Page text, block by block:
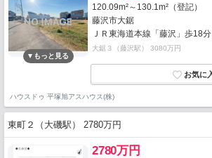
120.09m²～130.1m²（登記）
藤沢市大鋸
ＪＲ東海道本線「藤沢」歩18分
大鋸３（藤沢駅） 3080万円
ハウスドゥ 平塚旭アスハウス(株)
東町２（大磯駅） 2780万円
2780万円